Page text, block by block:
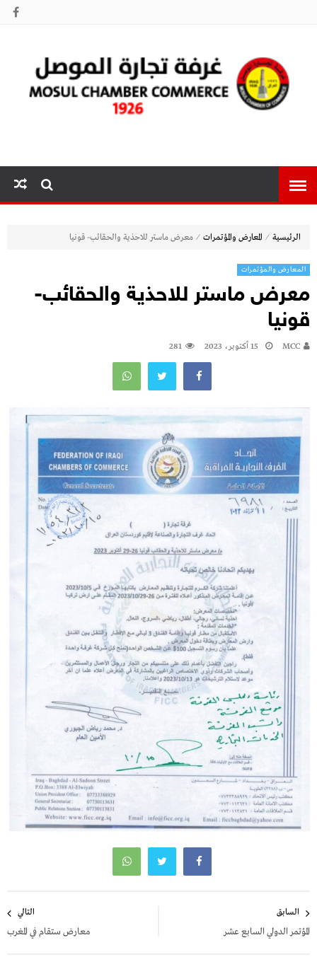
الموصل
الرئيسية ⁄ المعارض والمؤتمرات ⁄ معرض ماستر للاحذية والحقائب- قونيا
المعارض والمؤتمرات
معرض ماستر للاحذية والحقائب-
قونيا
MCC 15 أكتوبر، 2023 281
المقالات
السابق
المؤتمر الدولي السابع عشر
التالي
معارض ستقام في المغرب